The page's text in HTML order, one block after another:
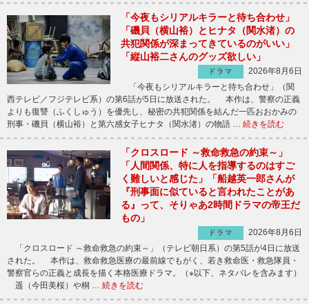
「今夜もシリアルキラーと待ち合わせ」
「磯貝（横山裕）とヒナタ（関水渚）の
共犯関係が深まってきているのがいい」
「縦山裕二さんのグッズ欲しい」
ドラマ
2026年8月6日
「今夜もシリアルキラーと待ち合わせ」（関
西テレビ／フジテレビ系）の第6話が5日に放送された。 本作は、警察の正義
よりも復讐（ふくしゅう）を優先し、秘密の共犯関係を結んだ一匹おおかみの
刑事・磯貝（横山裕）と第六感女子ヒナタ（関水渚）の物語 … 続きを読む
「クロスロード ～救命救急の約束～」
「人間関係、特に人を指導するのはすご
く難しいと感じた」「船越英一郎さんが
『刑事面に似ていると言われたことがあ
る』って、そりゃあ2時間ドラマの帝王だ
もの」
ドラマ
2026年8月6日
「クロスロード ～救命救急の約束～」（テレビ朝日系）の第5話が4日に放送
された。 本作は、救命救急医療の最前線でもがく、若き救命医・救急隊員・
警察官らの正義と成長を描く本格医療ドラマ。（※以下、ネタバレを含みます）
遥（今田美桜）や桐 … 続きを読む